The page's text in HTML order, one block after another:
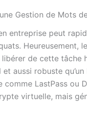
Gestion de Mots
entreprise peut
Heureusement,
de cette tâche
et aussi robuste
LastPass ou
virtuelle, mais